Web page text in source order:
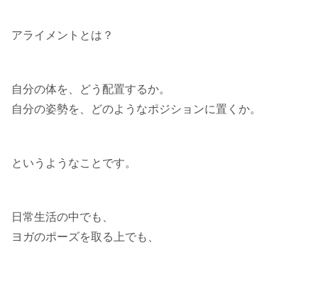
アライメントとは？
自分の体を、どう配置するか。
自分の姿勢を、どのようなポジションに置くか。
というようなことです。
日常生活の中でも、
ヨガのポーズを取る上でも、